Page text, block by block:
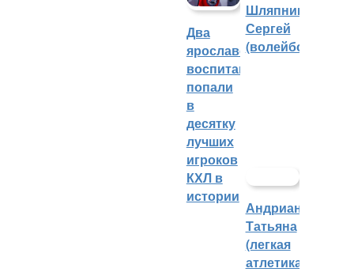
Два
ярославских
воспитанника
попали
в
десятку
лучших
игроков
КХЛ в
истории
Шляпников
Сергей
(волейбол)
Андрианова
Татьяна
(легкая
атлетика)